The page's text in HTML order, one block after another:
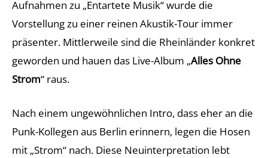
Aufnahmen zu „Entartete Musik“ wurde die
Vorstellung zu einer reinen Akustik-Tour immer
präsenter. Mittlerweile sind die Rheinländer konkret
geworden und hauen das Live-Album „Alles Ohne
Strom“ raus.
Nach einem ungewöhnlichen Intro, dass eher an die
Punk-Kollegen aus Berlin erinnern, legen die Hosen
mit „Strom“ nach. Diese Neuinterpretation lebt